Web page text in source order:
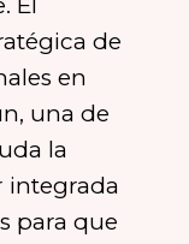
El
de
en
una de
la
integrada
para que